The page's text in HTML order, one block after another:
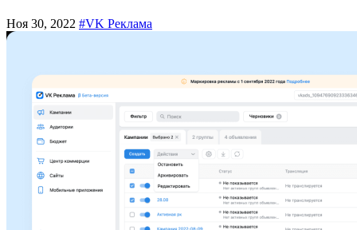
Ноя 30, 2022 #VK Реклама